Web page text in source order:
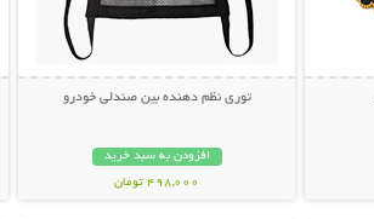
توری نظم دهنده بین صندلی خودرو
افزودن به سبد خرید
498,000 تومان